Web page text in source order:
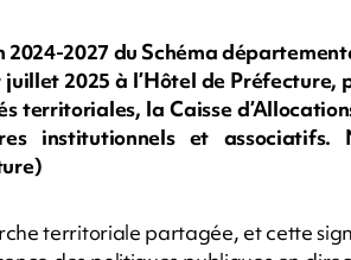
2027 du Schéma
2025 à l’Hôtel de Préfecture,
territoriales, la Caisse
institutionnels et associatifs.
territoriale partagée, et cette